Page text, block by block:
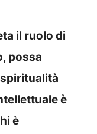
il ruolo di
possa
è
è